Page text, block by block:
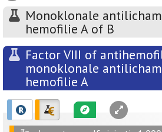
Monoklonale
hemofilie A of B
Factor VIII of
monoklonale
hemofilie A